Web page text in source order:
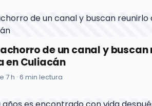
de un canal y buscan
en Culiacán
7 h · 6 min lectura